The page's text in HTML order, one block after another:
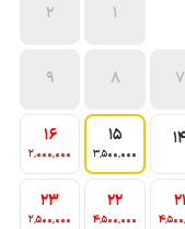
1
2
7
8
9
15
3٬500٬000
16
2٬000٬000
21
22
4٬500٬000
23
2٬500٬000